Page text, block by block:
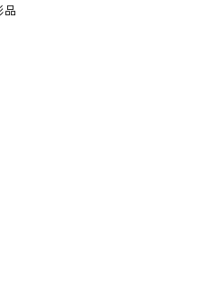
品